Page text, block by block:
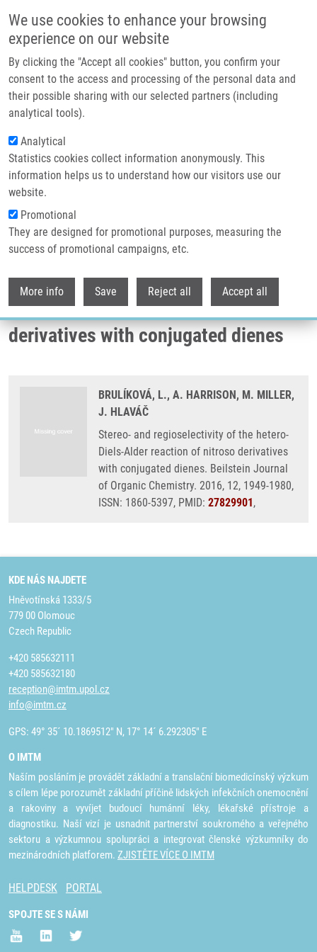
We use cookies to enhance your browsing
experience on our website
By clicking the "Accept all cookies" button, you confirm your
consent to the access and processing of the personal data and
their possible sharing with our selected partners (including
analytical tools).
Analytical
Statistics cookies collect information anonymously. This
information helps us to understand how our visitors use our
website.
Promotional
They are designed for promotional purposes, measuring the
success of promotional campaigns, etc.
More info Save Reject all Accept all
Header image
Drobečková navigace
Domů
Stereo- And Regioselectivity Of The Hetero-Diels-Alder Reaction Of
Nitroso Derivatives With Conjugated Dienes
Stereo- and regioselectivity of the
hetero-Diels-Alder reaction of nitroso
derivatives with conjugated dienes
BRULÍKOVÁ, L., A. HARRISON, M. MILLER,
J. HLAVÁČ
Stereo- and regioselectivity of the hetero-
Diels-Alder reaction of nitroso derivatives
with conjugated dienes. Beilstein Journal
of Organic Chemistry. 2016, 12, 1949-1980,
ISSN: 1860-5397, PMID: 27829901,
KDE NÁS NAJDETE
Hněvotínská 1333/5
779 00 Olomouc
Czech Republic
+420 585632111
+420 585632180
reception@imtm.upol.cz
info@imtm.cz
GPS: 49° 35´ 10.1869512" N, 17° 14´ 6.292305" E
O IMTM
Naším posláním je provádět základní a translační biomedicínský výzkum
s cílem lépe porozumět základní příčině lidských infekčních onemocnění
a rakoviny a vyvíjet budoucí humánní léky, lékařské přístroje a
diagnostiku. Naší vizí je usnadnit partnerství soukromého a veřejného
sektoru a výzkumnou spolupráci a integrovat členské výzkumníky do
mezinárodních platforem. ZJISTĚTE VÍCE O IMTM
HELPDESK PORTAL
SPOJTE SE S NÁMI